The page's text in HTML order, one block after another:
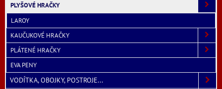
PLYŠOVÉ HRAČKY
LAROY
KAUČUKOVÉ HRAČKY
PLÁTENÉ HRAČKY
EVA PENY
VODÍTKA, OBOJKY, POSTROJE...